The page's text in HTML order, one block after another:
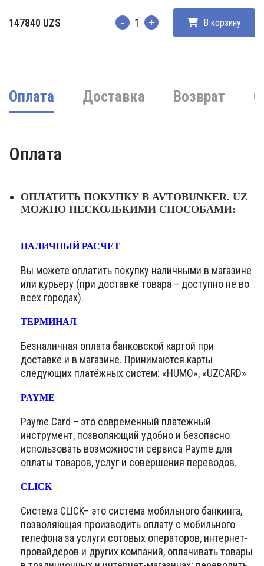
147840 UZS Количество В корзину
Оплата Доставка Возврат
Оплата
ОПЛАТИТЬ ПОКУПКУ В AVTOBUNKER. UZ
МОЖНО НЕСКОЛЬКИМИ СПОСОБАМИ:
НАЛИЧНЫЙ РАСЧЕТ
Вы можете оплатить покупку наличными в магазине
или курьеру (при доставке товара – доступно не во
всех городах).
ТЕРМИНАЛ
Безналичная оплата банковской картой при
доставке и в магазине. Принимаются карты
следующих платёжных систем: «HUMO», «UZCARD»
PAYME
Payme Card – это современный платежный
инструмент, позволяющий удобно и безопасно
использовать возможности сервиса Payme для
оплаты товаров, услуг и совершения переводов.
CLICK
Система CLICK– это система мобильного банкинга,
позволяющая производить оплату с мобильного
телефона за услуги сотовых операторов, интернет-
провайдеров и других компаний, оплачивать товары